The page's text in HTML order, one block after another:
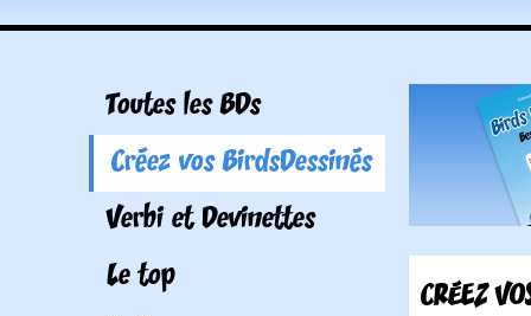
Toutes les BDs
Créez vos BirdsDessinés
Verbi et Devinettes
Le top
CRÉEZ